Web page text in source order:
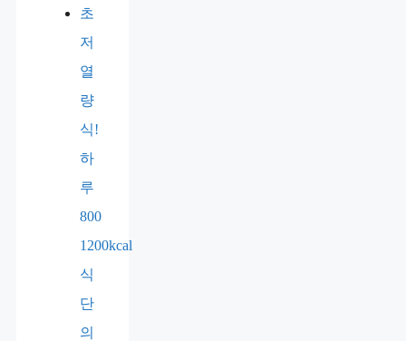
초
저
열
량
식!
하
루
800
1200kcal
식
단
의